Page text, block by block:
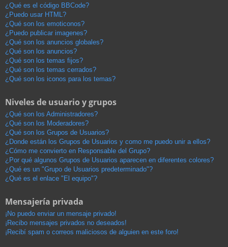
¿Qué es el código BBCode?
¿Puedo usar HTML?
¿Qué son los emoticonos?
¿Puedo publicar imagenes?
¿Qué son los anuncios globales?
¿Qué son los anuncios?
¿Qué son los temas fijos?
¿Qué son los temas cerrados?
¿Qué son los iconos para los temas?
Niveles de usuario y grupos
¿Qué son los Administradores?
¿Qué son los Moderadores?
¿Qué son los Grupos de Usuarios?
¿Donde están los Grupos de Usuarios y como me puedo unir a ellos?
¿Cómo me convierto en Responsable del Grupo?
¿Por qué algunos Grupos de Usuarios aparecen en diferentes colores?
¿Qué es un "Grupo de Usuarios predeterminado"?
¿Qué es el enlace "El equipo"?
Mensajería privada
¡No puedo enviar un mensaje privado!
¡Recibo mensajes privados no deseados!
¡Recibí spam o correos maliciosos de alguien en este foro!